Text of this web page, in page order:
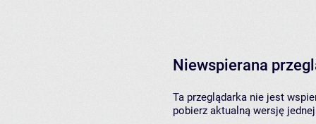
Niewspierana
Ta przeglądarka nie jest
pobierz aktualną wersję